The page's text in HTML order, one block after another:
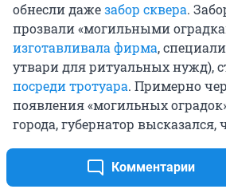
Комментарии
обнесли дажезабор сквера.
прозвали «могильными
изготавливала фирма,
утвари для ритуальных нужд),
посреди тротуара. Примерно
появления «могильных
города, губернатор высказался,
нравятся «могильные оградки»,
разговоры, чтонекоторые